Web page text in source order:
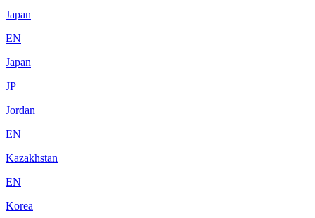
Japan
EN
Japan
JP
Jordan
EN
Kazakhstan
EN
Korea